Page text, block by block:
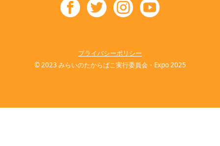
プライバシーポリシー
© 2023 みらいのたからばこ実行委員会・Expo 2025